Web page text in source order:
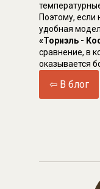
Поэтому, если
удобная
«Ториэль -
сравнение, в
оказывается
⇦ В блог